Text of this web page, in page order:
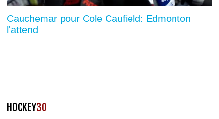
Cauchemar pour Cole Caufield: Edmonton
l'attend
HOCKEY30